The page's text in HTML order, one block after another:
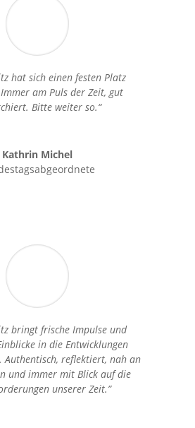
hat sich einen festen Platz
am Puls der Zeit, gut
Bitte weiter so.“
Kathrin Michel
bringt frische Impulse und
in die Entwicklungen
Authentisch, reflektiert, nah an
und immer mit Blick auf die
unserer Zeit.”